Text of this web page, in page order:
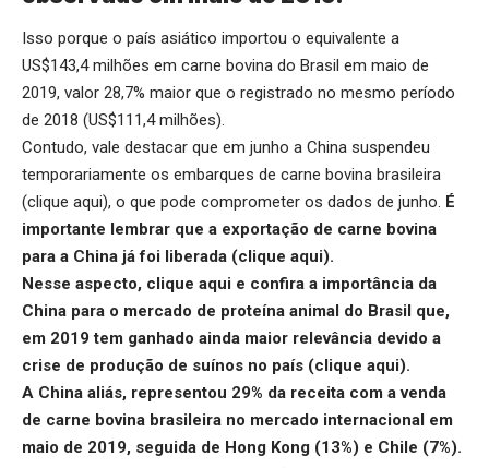
Isso porque o país asiático importou o equivalente a
US$143,4 milhões em carne bovina do Brasil em maio de
2019, valor 28,7% maior que o registrado no mesmo período
de 2018 (US$111,4 milhões).
Contudo, vale destacar que em junho a China suspendeu
temporariamente os embarques de carne bovina brasileira
(clique aqui), o que pode comprometer os dados de junho. É
importante lembrar que a exportação de carne bovina
para a China já foi liberada (clique aqui).
Nesse aspecto, clique aqui e confira a importância da
China para o mercado de proteína animal do Brasil que,
em 2019 tem ganhado ainda maior relevância devido a
crise de produção de suínos no país (clique aqui).
A China aliás, representou 29% da receita com a venda
de carne bovina brasileira no mercado internacional em
maio de 2019, seguida de Hong Kong (13%) e Chile (7%).